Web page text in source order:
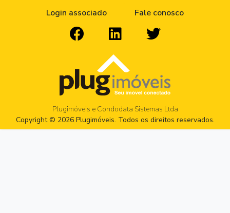
Login associado
Fale conosco
Plugimóveis e Condodata Sistemas Ltda
Copyright © 2026 Plugimóveis. Todos os direitos reservados.